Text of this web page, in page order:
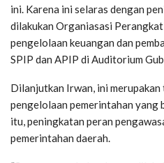
ini. Karena ini selaras dengan
dilakukan Organiasasi
pengelolaan keuangan dan
SPIP dan APIP di Auditorium
Dilanjutkan Irwan, ini merupakan
pengelolaan pemerintahan yang
itu, peningkatan peran
pemerintahan daerah.